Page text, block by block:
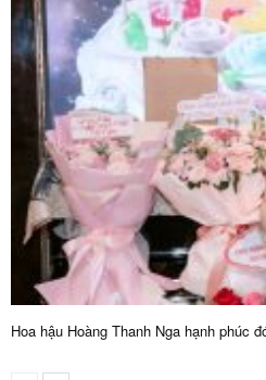
Hoa hậu Hoàng Thanh Nga hạnh phúc